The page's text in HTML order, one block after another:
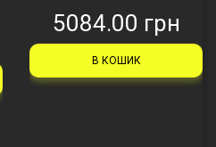
5084.00 грн
В КОШИК